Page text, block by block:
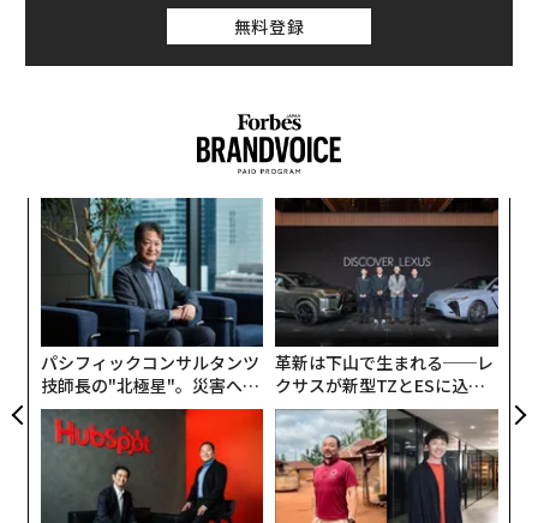
無料登録
パシフィックコンサルタンツ
技師長の"北極星"。災害への
無力感を乗り越え見つけた、
防災一筋20年の答え
革新は下山で生まれる──レ
クサスが新型TZとESに込め
た「DISCOVER」の哲学